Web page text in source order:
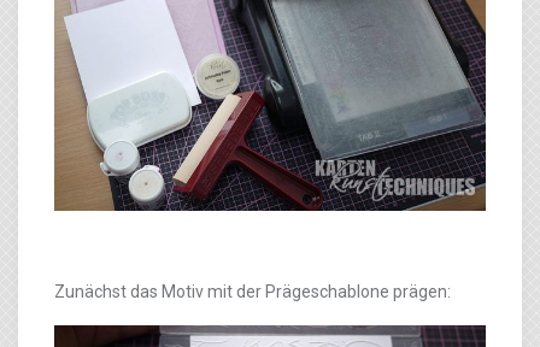
Zunächst das Motiv mit der Prägeschablone prägen: